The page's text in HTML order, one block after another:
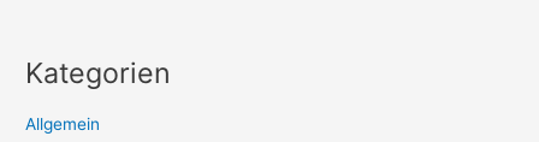
Kategorien
Allgemein